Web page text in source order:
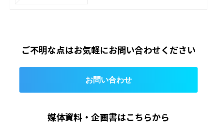
ご不明な点はお気軽にお問い合わせください
お問い合わせ
媒体資料・企画書はこちらから